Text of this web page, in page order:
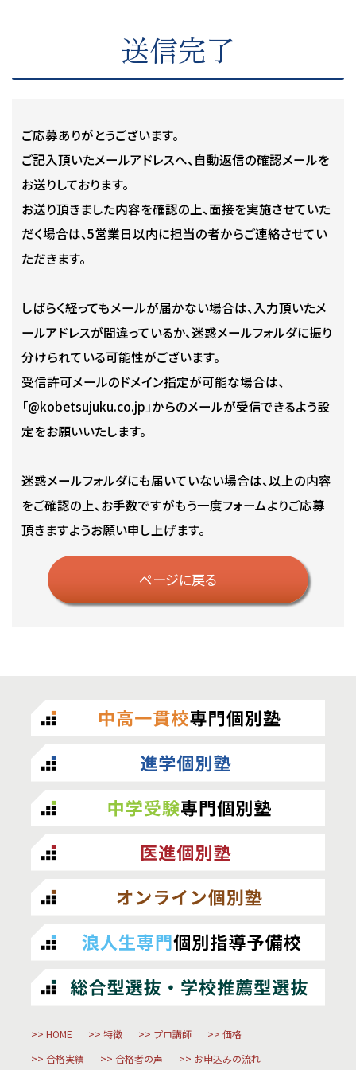
送信完了
ご応募ありがとうございます。
ご記入頂いたメールアドレスへ、自動返信の確認メールを
お送りしております。
お送り頂きました内容を確認の上、面接を実施させていた
だく場合は、5営業日以内に担当の者からご連絡させてい
ただきます。
しばらく経ってもメールが届かない場合は、入力頂いたメ
ールアドレスが間違っているか、迷惑メールフォルダに振り
分けられている可能性がございます。
受信許可メールのドメイン指定が可能な場合は、
「@kobetsujuku.co.jp」からのメールが受信できるよう設
定をお願いいたします。
迷惑メールフォルダにも届いていない場合は、以上の内容
をご確認の上、お手数ですがもう一度フォームよりご応募
頂きますようお願い申し上げます。
ページに戻る
HOME 特徴 プロ講師
価格
合格実績
合格者の声 お申込みの流れ